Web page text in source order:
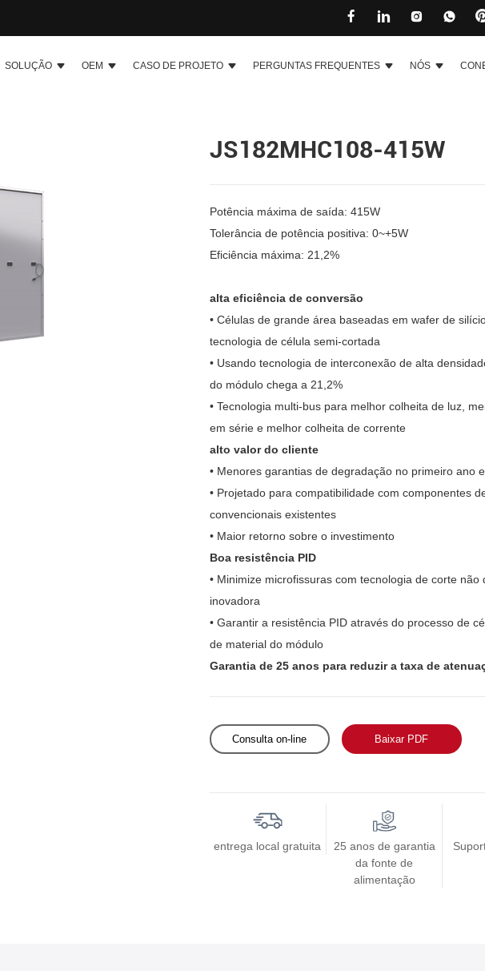
SOLUÇÃO OEM CASO DE PROJETO PERGUNTAS FREQUENTES NÓS
JS182MHC108-415W
Potência máxima de saída: 415W
Tolerância de potência positiva: 0~+5W
Eficiência máxima: 21,2%
alta eficiência de conversão
• Células de grande área baseadas em wafer de
tecnologia de célula semi-cortada
• Usando tecnologia de interconexão de alta
do módulo chega a 21,2%
• Tecnologia multi-bus para melhor colheita de luz,
em série e melhor colheita de corrente
alto valor do cliente
• Menores garantias de degradação no primeiro ano
• Projetado para compatibilidade com componentes
convencionais existentes
• Maior retorno sobre o investimento
Boa resistência PID
• Minimize microfissuras com tecnologia de corte não
inovadora
• Garantir a resistência PID através do processo de
de material do módulo
Garantia de 25 anos para reduzir a taxa de
Consulta on-line Baixar PDF
entrega local gratuita
25 anos de garantia
da fonte de
alimentação